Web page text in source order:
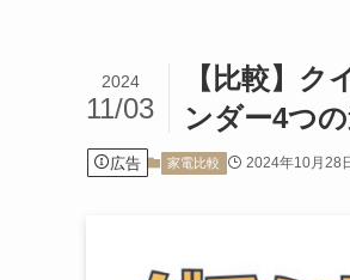
【比較】
ンダー4つ
2024
11/03
広告 家電比較 2024年10月28